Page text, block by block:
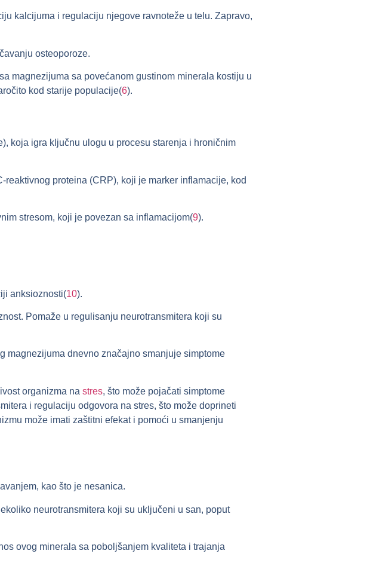
kalcijuma i regulaciju njegove ravnoteže u telu. Zapravo,
osteoporoze.
magnezijuma sa povećanom gustinom minerala kostiju u
kod starije populacije(6).
koja igra ključnu ulogu u procesu starenja i hroničnim
proteina (CRP), koji je marker inflamacije, kod
stresom, koji je povezan sa inflamacijom(9).
anksioznosti(10).
Pomaže u regulisanju neurotransmitera koji su
magnezijuma dnevno značajno smanjuje simptome
organizma na stres, što može pojačati simptome
i regulaciju odgovora na stres, što može doprineti
može imati zaštitni efekat i pomoći u smanjenju
kao što je nesanica.
neurotransmitera koji su uključeni u san, poput
ovog minerala sa poboljšanjem kvaliteta i trajanja